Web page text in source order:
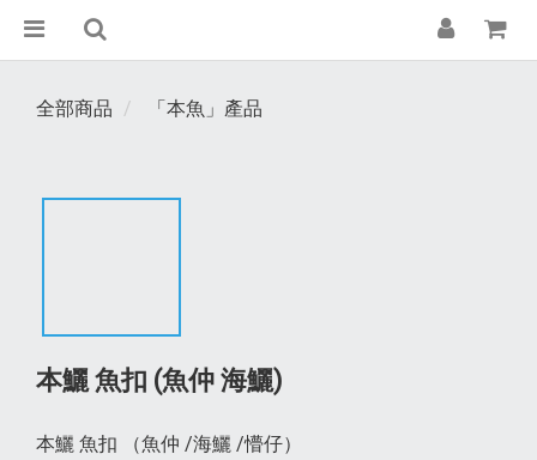
全部商品 「本魚」產品
本鱺 魚扣 (魚仲 海鱺)
本鱺 魚扣 （魚仲 /海鱺 /懵仔）